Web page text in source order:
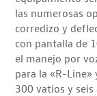
las numerosas
corredizo y
con pantalla de
el manejo por
para la «R-Line»
300 vatios y seis